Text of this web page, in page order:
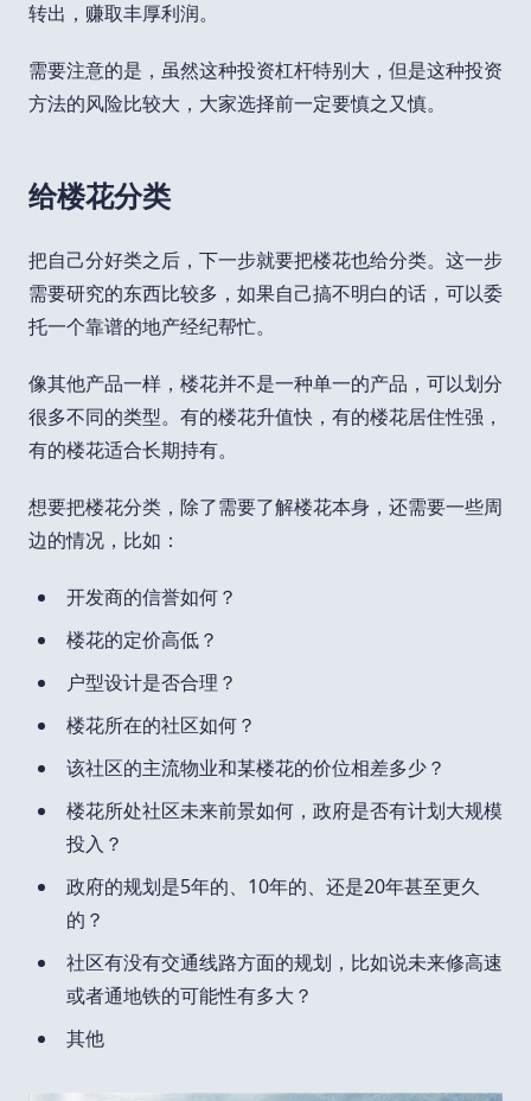
转出，赚取丰厚利润。
需要注意的是，虽然这种投资杠杆特别大，但是这种投资
方法的风险比较大，大家选择前一定要慎之又慎。
给楼花分类
把自己分好类之后，下一步就要把楼花也给分类。这一步
需要研究的东西比较多，如果自己搞不明白的话，可以委
托一个靠谱的地产经纪帮忙。
像其他产品一样，楼花并不是一种单一的产品，可以划分
很多不同的类型。有的楼花升值快，有的楼花居住性强，
有的楼花适合长期持有。
想要把楼花分类，除了需要了解楼花本身，还需要一些周
边的情况，比如：
开发商的信誉如何？
楼花的定价高低？
户型设计是否合理？
楼花所在的社区如何？
该社区的主流物业和某楼花的价位相差多少？
楼花所处社区未来前景如何，政府是否有计划大规模
投入？
政府的规划是5年的、10年的、还是20年甚至更久
的？
社区有没有交通线路方面的规划，比如说未来修高速
或者通地铁的可能性有多大？
其他